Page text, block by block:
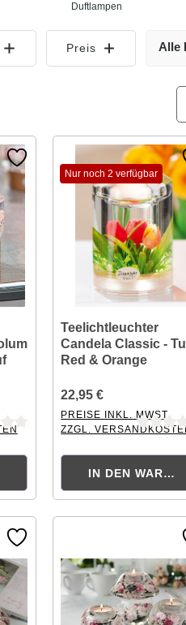
Duftlampen
Preis Alle
Nur noch 2 verfügbar
Teelichtleuchter
Candela Classic -
Red & Orange
22,95 €
PREISE INKL. MWST.
ZZGL.
IN DEN